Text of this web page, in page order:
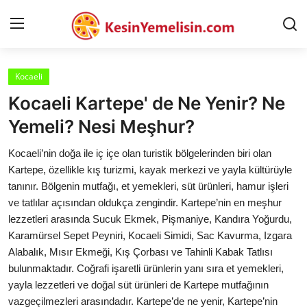
AnaSayfa
Gizlilik Sözleşmesi
Rüya Tabirleri
Diyet & Sağlıklı Beslenme
İletişim
Şehirler
Helal Gıda & Dini Hükümler
Gıda Güvenliği & Bilimi
Kocaeli
Kocaeli Kartepe' de Ne Yenir? Ne
Yemeli? Nesi Meşhur?
Kocaeli’nin doğa ile iç içe olan turistik bölgelerinden biri olan
Kartepe, özellikle kış turizmi, kayak merkezi ve yayla kültürüyle
tanınır. Bölgenin mutfağı, et yemekleri, süt ürünleri, hamur işleri
ve tatlılar açısından oldukça zengindir. Kartepe’nin en meşhur
lezzetleri arasında Sucuk Ekmek, Pişmaniye, Kandıra Yoğurdu,
Karamürsel Sepet Peyniri, Kocaeli Simidi, Sac Kavurma, Izgara
Alabalık, Mısır Ekmeği, Kış Çorbası ve Tahinli Kabak Tatlısı
bulunmaktadır. Coğrafi işaretli ürünlerin yanı sıra et yemekleri,
yayla lezzetleri ve doğal süt ürünleri de Kartepe mutfağının
vazgeçilmezleri arasındadır. Kartepe’de ne yenir, Kartepe’nin